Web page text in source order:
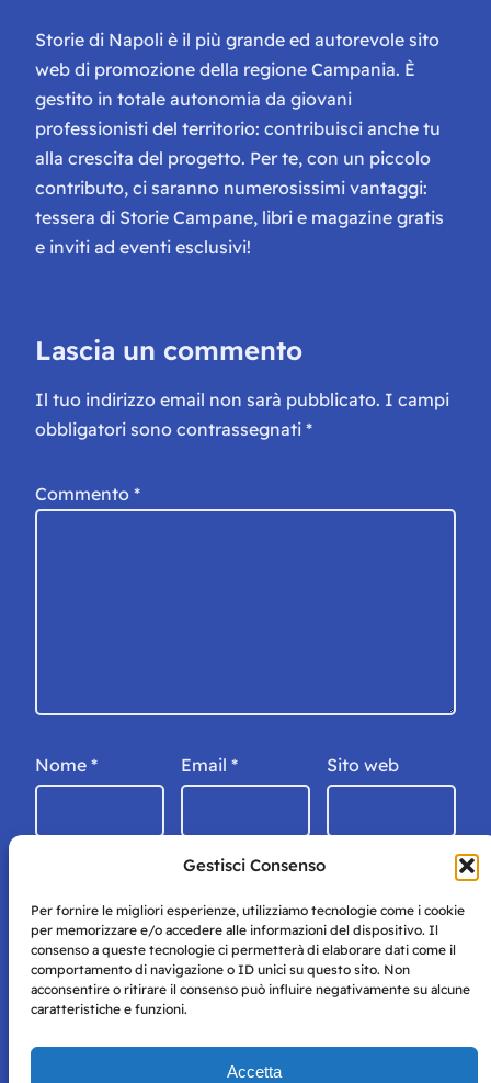
Gestisci Consenso
Per fornire le migliori esperienze, utilizziamo tecnologie come i cookie
per memorizzare e/o accedere alle informazioni del dispositivo. Il
consenso a queste tecnologie ci permetterà di elaborare dati come il
comportamento di navigazione o ID unici su questo sito. Non
acconsentire o ritirare il consenso può influire negativamente su alcune
caratteristiche e funzioni.
Accetta
Storie di Napoli è il più grande ed autorevole sito
web di promozione della regione Campania. È
gestito in totale autonomia da giovani
professionisti del territorio: contribuisci anche tu
alla crescita del progetto. Per te, con un piccolo
contributo, ci saranno numerosissimi vantaggi:
tessera di Storie Campane, libri e magazine gratis
e inviti ad eventi esclusivi!
Lascia un commento
Il tuo indirizzo email non sarà pubblicato. I campi
obbligatori sono contrassegnati *
Commento *
Nome * Email * Sito web
Storie di Napoli è una testata registrata presso il tribunale di